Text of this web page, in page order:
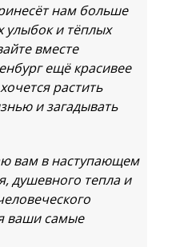
нам больше
улыбок и тёплых
вместе
ещё красивее
растить
и загадывать
вам в наступающем
душевного тепла и
ваши самые